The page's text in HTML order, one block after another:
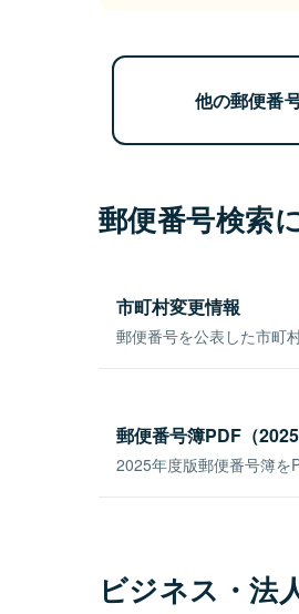
他の郵便番
郵便番号検索
市町村変更情報
郵便番号を公表した市町
郵便番号簿PDF（2025
2025年度版郵便番号簿を
ビジネス・法